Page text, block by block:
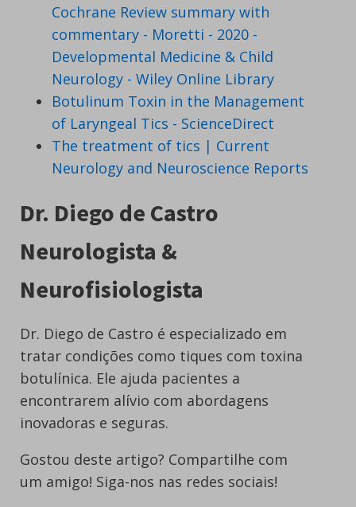
Cochrane Review summary with
commentary - Moretti - 2020 -
Developmental Medicine & Child
Neurology - Wiley Online Library
Botulinum Toxin in the Management
of Laryngeal Tics - ScienceDirect
The treatment of tics | Current
Neurology and Neuroscience Reports
Dr. Diego de Castro
Neurologista &
Neurofisiologista
Dr. Diego de Castro é especializado em
tratar condições como tiques com toxina
botulínica. Ele ajuda pacientes a
encontrarem alívio com abordagens
inovadoras e seguras.
Gostou deste artigo? Compartilhe com
um amigo! Siga-nos nas redes sociais!